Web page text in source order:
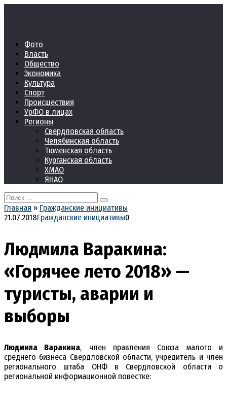
Фото
Власть
Общество
Экономика
Культура
Спорт
Происшествия
УрФО в лицах
Регионы
Свердловская область
Челябинская область
Тюменская область
Курганская область
ХМАО
ЯНАО
Search
for:
Главная » Гражданские инициативы
21.07.2018Гражданские инициативы0
Людмила Варакина:
«Горячее лето 2018» —
туристы, аварии и
выборы
Людмила Варакина, член правления Союза малого и
среднего бизнеса Свердловской области, учредитель и член
регионального штаба ОНФ в Свердловской области о
региональной информационной повестке: